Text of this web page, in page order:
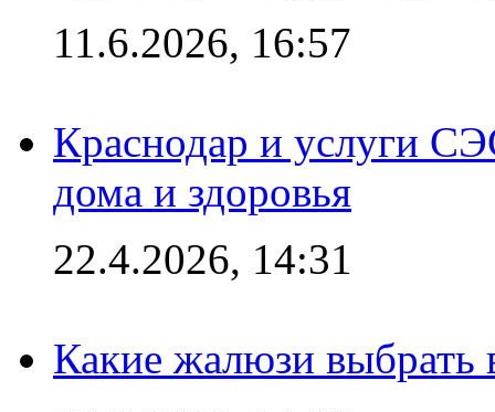
11.6.2026, 16:57
Краснодар и услуги
дома и здоровья
22.4.2026, 14:31
Какие жалюзи выбрать